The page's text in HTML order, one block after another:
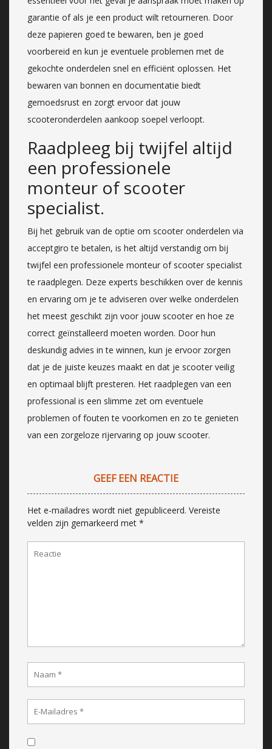
garantie of als je een product wilt retourneren. Door
deze papieren goed te bewaren, ben je goed
voorbereid en kun je eventuele problemen met de
gekochte onderdelen snel en efficiënt oplossen. Het
bewaren van bonnen en documentatie biedt
gemoedsrust en zorgt ervoor dat jouw
scooteronderdelen aankoop soepel verloopt.
Raadpleeg bij twijfel altijd
een professionele
monteur of scooter
specialist.
Bij het gebruik van de optie om scooter onderdelen via
acceptgiro te betalen, is het altijd verstandig om bij
twijfel een professionele monteur of scooter specialist
te raadplegen. Deze experts beschikken over de kennis
en ervaring om je te adviseren over welke onderdelen
het meest geschikt zijn voor jouw scooter en hoe ze
correct geïnstalleerd moeten worden. Door hun
deskundig advies in te winnen, kun je ervoor zorgen
dat je de juiste keuzes maakt en dat je scooter veilig
en optimaal blijft presteren. Het raadplegen van een
professional is een slimme zet om eventuele
problemen of fouten te voorkomen en zo te genieten
van een zorgeloze rijervaring op jouw scooter.
GEEF EEN REACTIE
Het e-mailadres wordt niet gepubliceerd. Vereiste
velden zijn gemarkeerd met *